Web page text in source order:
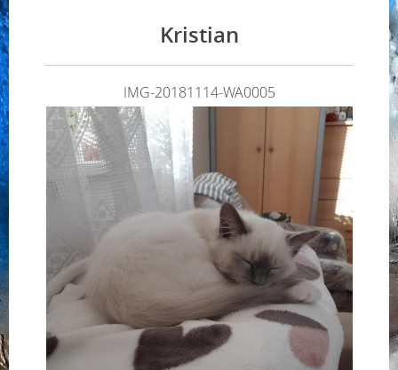
Kristian
IMG-20181114-WA0005